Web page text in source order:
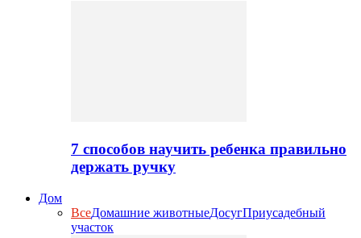
7 способов научить ребенка правильно
держать ручку
Дом
ВсеДомашние животныеДосугПриусадебный
участок